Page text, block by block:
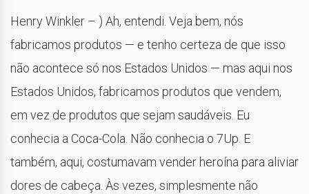
Henry Winkler – ) Ah, entendi. Veja bem, nós
fabricamos produtos — e tenho certeza de que isso
não acontece só nos Estados Unidos — mas aqui nos
Estados Unidos, fabricamos produtos que vendem,
em vez de produtos que sejam saudáveis. Eu
conhecia a Coca-Cola. Não conhecia o 7Up. E
também, aqui, costumavam vender heroína para aliviar
dores de cabeça. Às vezes, simplesmente não